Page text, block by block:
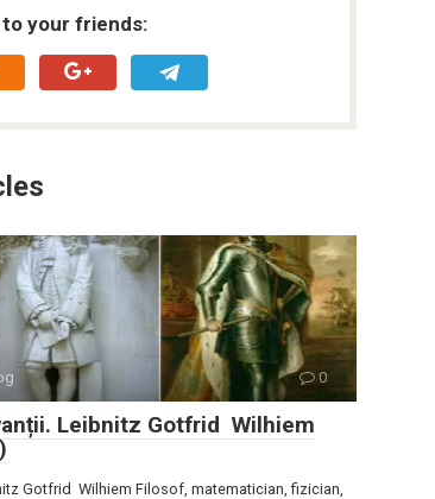
your friends:
0
Leibnitz Gotfrid Wilhiem
Gotfrid Wilhiem Filosof, matematician, fizician,